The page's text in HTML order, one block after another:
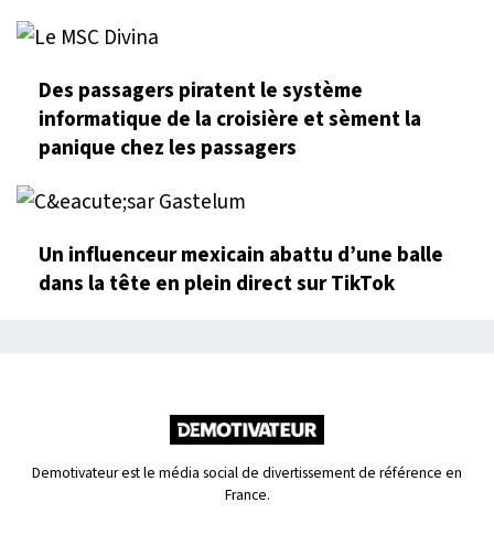
Des passagers piratent le système
informatique de la croisière et sèment la
panique chez les passagers
Un influenceur mexicain abattu d’une balle
dans la tête en plein direct sur TikTok
Demotivateur est le média social de divertissement de référence en
France.